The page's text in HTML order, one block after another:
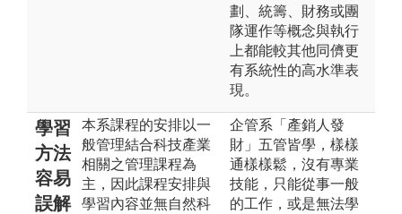
劃、統籌、財務或團
隊運作等概念與執行
上都能較其他同儕更
有系統性的高水準表
現。
學習
方法
容易
誤解
本系課程的安排以一
般管理結合科技產業
相關之管理課程為
主，因此課程安排與
學習內容並無自然科
企管系「產銷人發
財」五管皆學，樣樣
通樣樣鬆，沒有專業
技能，只能從事一般
的工作，或是無法學